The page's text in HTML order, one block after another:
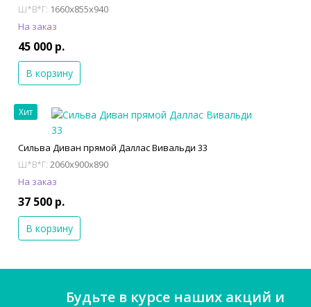
Ш*В*Г: 1660x855x940
На заказ
45 000 р.
В корзину
Хит
Сильва Диван прямой Даллас Вивальди 33
Ш*В*Г: 2060x900x890
На заказ
37 500 р.
В корзину
Будьте в курсе наших акций и